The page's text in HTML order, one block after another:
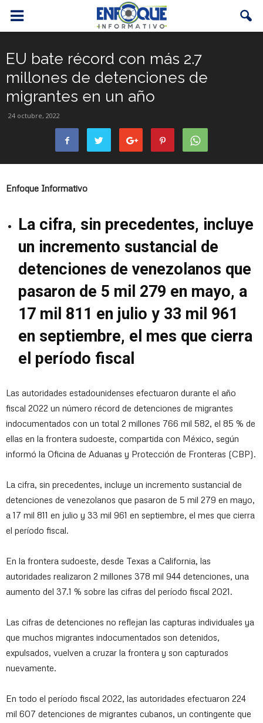
EU bate récord con más 2.7
millones de detenciones de
migrantes en un año
24 octubre, 2022
Enfoque Informativo
La cifra, sin precedentes, incluye
un incremento sustancial de
detenciones de venezolanos que
pasaron de 5 mil 279 en mayo, a
17 mil 811 en julio y 33 mil 961
en septiembre, el mes que cierra
el período fiscal
Las autoridades estadounidenses efectuaron durante el año
fiscal 2022 un número récord de detenciones de migrantes
indocumentados con un total 2 millones 766 mil 582, el 85 % de
ellas en la frontera sudoeste, compartida con México, según
informó la Oficina de Aduanas y Protección de Fronteras (CBP).
La cifra, sin precedentes, incluye un incremento sustancial de
detenciones de venezolanos que pasaron de 5 mil 279 en mayo,
a 17 mil 811 en julio y 33 mil 961 en septiembre, el mes que cierra
el período fiscal.
En la frontera sudoeste, desde Texas a California, las
autoridades realizaron 2 millones 378 mil 944 detenciones, una
aumento del 37.1 % sobre las cifras del período fiscal 2021.
Las cifras de detenciones no reflejan las capturas individuales ya
que muchos migrantes indocumentados son detenidos,
expulsados, vuelven a cruzar la frontera y son capturados
nuevamente.
En todo el período fiscal 2022, las autoridades efectuaron 224
mil 607 detenciones de migrantes cubanos, un contingente que